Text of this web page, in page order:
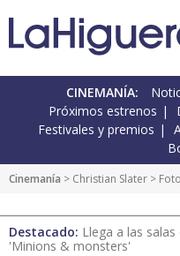
CINEMANÍA:
Próximos estrenos
Festivales y premios
Cinemanía > Christian Slater >
Destacado: Llega a las
'Minions & monsters'